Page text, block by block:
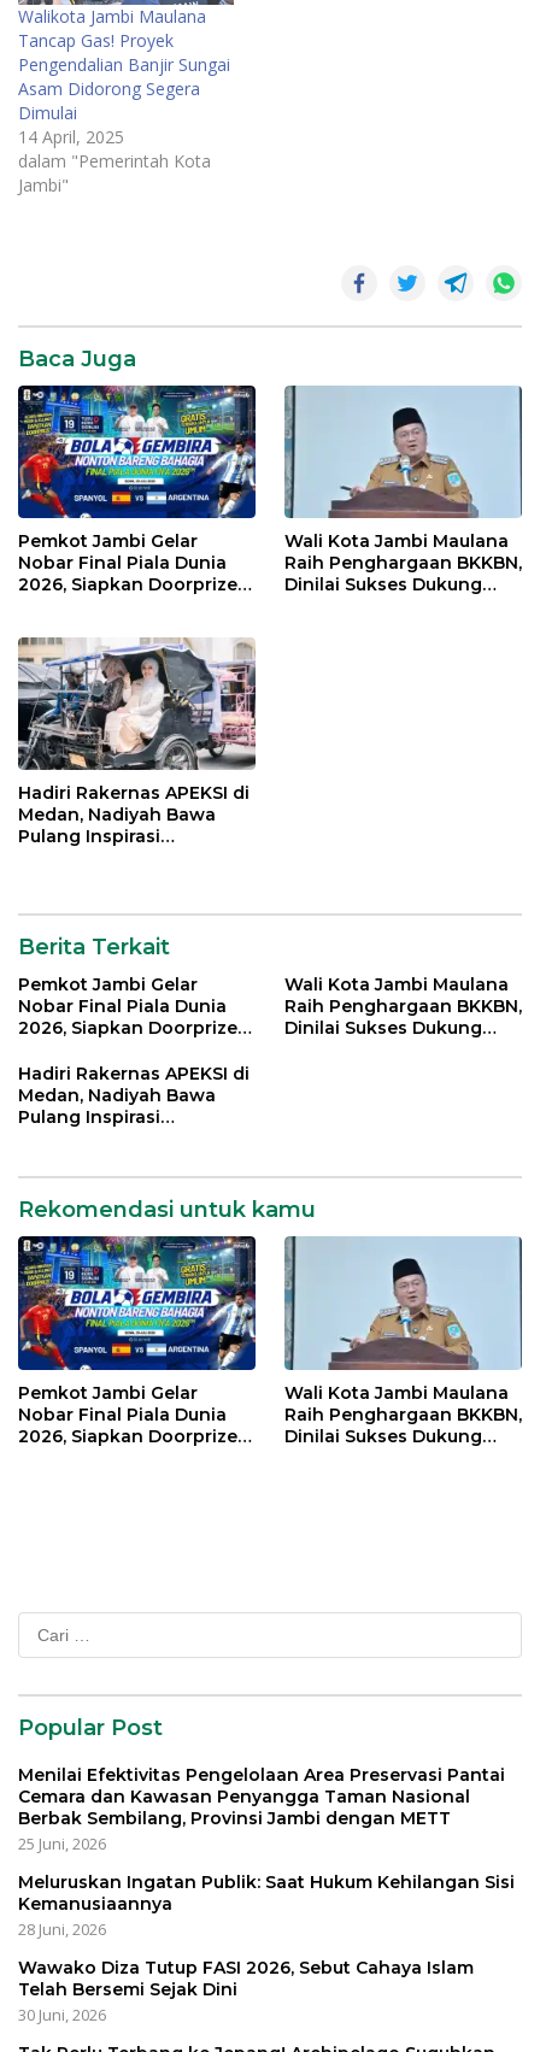
Walikota Jambi Maulana
Tancap Gas! Proyek
Pengendalian Banjir Sungai
Asam Didorong Segera
Dimulai
14 April, 2025
dalam "Pemerintah Kota
Jambi"
Jambi
Baca Juga
Pemkot Jambi Gelar
Nobar Final Piala Dunia
2026, Siapkan Doorprize
Wali Kota Jambi Maulana
Raih Penghargaan BKKBN,
Dinilai Sukses Dukung
Hadiri Rakernas APEKSI di
Medan, Nadiyah Bawa
Pulang Inspirasi
Berita Terkait
Pemkot Jambi Gelar
Nobar Final Piala Dunia
2026, Siapkan Doorprize
Gratis
Wali Kota Jambi Maulana
Raih Penghargaan BKKBN,
Dinilai Sukses Dukung
Hadiri Rakernas APEKSI di
Medan, Nadiyah Bawa
Pulang Inspirasi
Rekomendasi untuk kamu
Pemkot Jambi Gelar
Nobar Final Piala Dunia
2026, Siapkan Doorprize
Wali Kota Jambi Maulana
Raih Penghargaan BKKBN,
Dinilai Sukses Dukung
Popular Post
Menilai Efektivitas Pengelolaan Area Preservasi Pantai
Cemara dan Kawasan Penyangga Taman Nasional
Berbak Sembilang, Provinsi Jambi dengan METT
25 Juni, 2026
Meluruskan Ingatan Publik: Saat Hukum Kehilangan Sisi
Kemanusiaannya
28 Juni, 2026
Wawako Diza Tutup FASI 2026, Sebut Cahaya Islam
Telah Bersemi Sejak Dini
30 Juni, 2026